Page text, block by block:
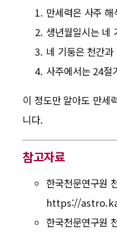
만세력은 사주
생년월일시는 네
네 기둥은 천간
사주에서는 24절
이 정도만 알아도 만세
니다.
참고자료
한국천문연구원
https://
한국천문연구원